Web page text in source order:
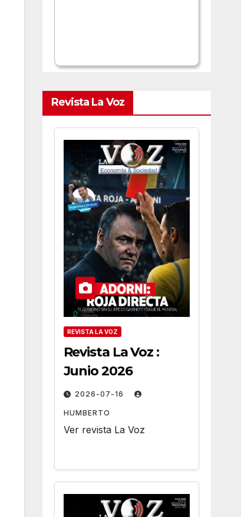
Revista La Voz
REVISTA LA VOZ
Revista La Voz :
Junio 2026
2026-07-16
HUMBERTO
Ver revista La Voz